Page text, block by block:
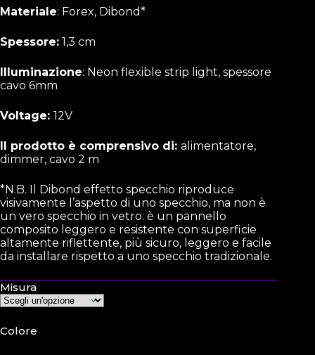
Materiale: Forex, Dibond*
Spessore: 1,3 cm
Illuminazione: Neon flexible strip light, spessore
cavo 6mm
Voltage: 12V
Il prodotto è comprensivo di: alimentatore,
dimmer, cavo 2 m
*N.B. Il Dibond effetto specchio riproduce
visivamente l’aspetto di uno specchio, ma non è
un vero specchio in vetro: è un pannello
composito leggero e resistente con superficie
altamente riflettente, più sicuro, leggero e facile
da installare rispetto a uno specchio tradizionale.
Misura
Colore